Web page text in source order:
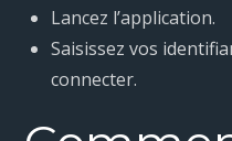
Lancez l’application.
Saisissez vos
connecter.